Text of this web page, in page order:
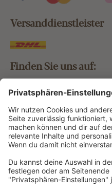
Versanddienstleister
Finden Sie uns auf:
Bestellung widerrufen
Vertrag widerrufen